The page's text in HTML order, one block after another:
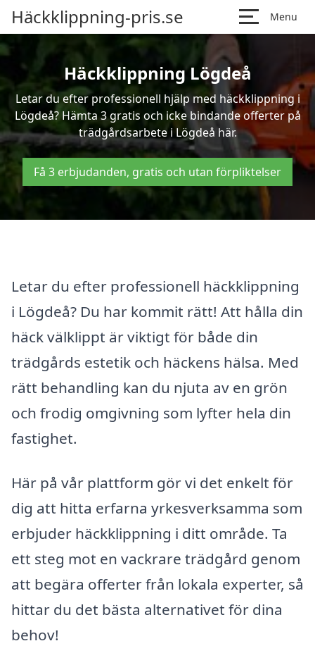
Häckklippning-pris.se Menu
Häckklippning Lögdeå
Letar du efter professionell hjälp med häckklippning i
Lögdeå? Hämta 3 gratis och icke bindande offerter på
trädgårdsarbete i Lögdeå här.
Få 3 erbjudanden, gratis och utan förpliktelser
Letar du efter professionell häckklippning
i Lögdeå? Du har kommit rätt! Att hålla din
häck välklippt är viktigt för både din
trädgårds estetik och häckens hälsa. Med
rätt behandling kan du njuta av en grön
och frodig omgivning som lyfter hela din
fastighet.
Här på vår plattform gör vi det enkelt för
dig att hitta erfarna yrkesverksamma som
erbjuder häckklippning i ditt område. Ta
ett steg mot en vackrare trädgård genom
att begära offerter från lokala experter, så
hittar du det bästa alternativet för dina
behov!